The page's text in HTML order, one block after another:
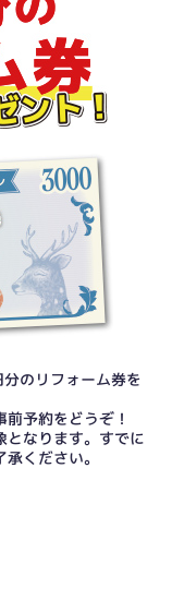
のリフォーム券を
予約をどうぞ！
なります。すでに
ください。